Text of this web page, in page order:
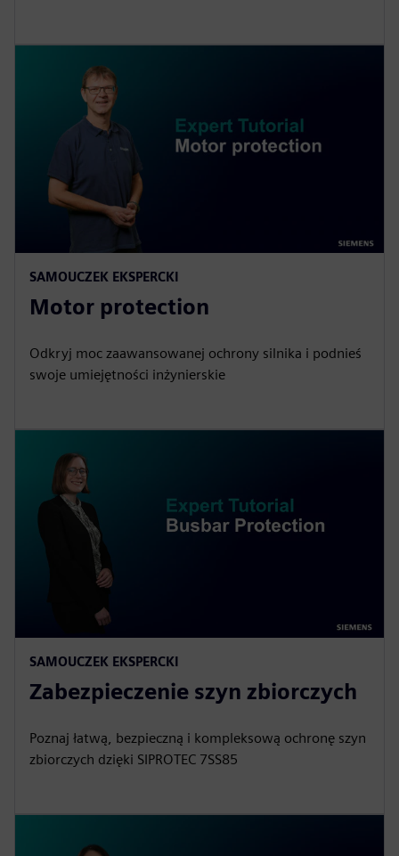
SAMOUCZEK EKSPERCKI
Motor protection
Odkryj moc zaawansowanej ochrony silnika i podnieś
swoje umiejętności inżynierskie
SAMOUCZEK EKSPERCKI
Zabezpieczenie szyn zbiorczych
Poznaj łatwą, bezpieczną i kompleksową ochronę szyn
zbiorczych dzięki SIPROTEC 7SS85